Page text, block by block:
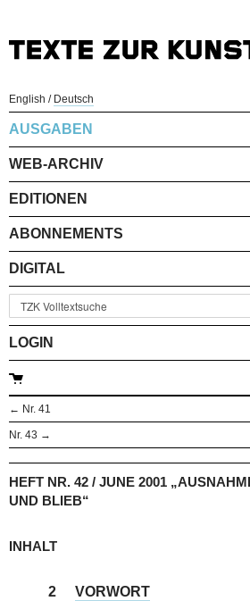
English / Deutsch
AUSGABEN
WEB-ARCHIV
EDITIONEN
ABONNEMENTS
DIGITAL
LOGIN
← Nr. 41
Nr. 43 →
HEFT NR. 42 / JUNE 2001
UND BLIEB“
INHALT
2 VORWORT